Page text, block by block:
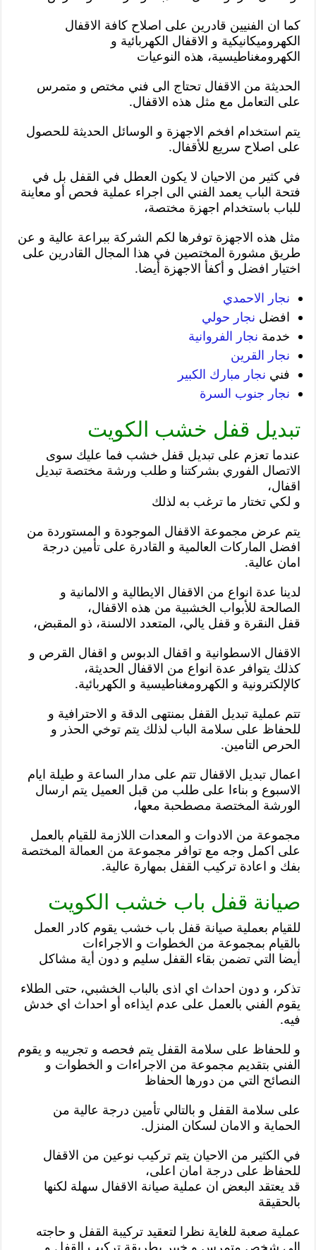
كما ان الفنيين قادرين على اصلاح كافة الاقفال
الكهروميكانيكية و الاقفال الكهربائية و
الكهرومغناطيسية، هذه النوعيات
الحديثة من الاقفال تحتاج الى فني مختص و متمرس
على التعامل مع مثل هذه الاقفال.
يتم استخدام افخم الاجهزة و الوسائل الحديثة للحصول
على اصلاح سريع للأقفال.
في كثير من الاحيان لا يكون العطل في القفل بل في
فتحة الباب يعمد الفني الى اجراء عملية فحص أو معاينة
للباب باستخدام اجهزة مختصة،
مثل هذه الاجهزة توفرها لكم الشركة ببراعة عالية و عن
طريق مشورة المختصين في هذا المجال القادرين على
اختيار افضل و أكفأ الاجهزة أيضا.
نجار الاحمدي
افضل نجار حولي
خدمة نجار الفروانية
نجار القرين
فني نجار مبارك الكبير
نجار جنوب السرة
تبديل قفل خشب الكويت
عندما تعزم على تبديل قفل خشب فما عليك سوى
الاتصال الفوري بشركتنا و طلب ورشة مختصة تبديل
اقفال،
و لكي تختار ما ترغب به لذلك
يتم عرض مجموعة الاقفال الموجودة و المستوردة من
افضل الماركات العالمية و القادرة على تأمين درجة
امان عالية.
لدينا عدة انواع من الاقفال الايطالية و الالمانية و
الصالحة للأبواب الخشبية من هذه الاقفال،
قفل النقرة و قفل يالي، المتعدد الالسنة، ذو المقبض،
الاقفال الاسطوانية و اقفال الدبوس و اقفال القرص و
كذلك يتوافر عدة انواع من الاقفال الحديثة،
كالإلكترونية و الكهرومغناطيسية و الكهربائية.
تتم عملية تبديل القفل بمنتهى الدقة و الاحترافية و
للحفاظ على سلامة الباب لذلك يتم توخي الحذر و
الحرص التامين.
اعمال تبديل الاقفال تتم على مدار الساعة و طيلة ايام
الاسبوع و بناءا على طلب من قبل العميل يتم ارسال
الورشة المختصة مصطحبة معها،
مجموعة من الادوات و المعدات اللازمة للقيام بالعمل
على اكمل وجه مع توافر مجموعة من العمالة المختصة
بفك و اعادة تركيب القفل بمهارة عالية.
صيانة قفل باب خشب الكويت
للقيام بعملية صيانة قفل باب خشب يقوم كادر العمل
بالقيام بمجموعة من الخطوات و الاجراءات
أيضا التي تضمن بقاء القفل سليم و دون أية مشاكل
تذكر، و دون احداث اي اذى بالباب الخشبي، حتى الطلاء
يقوم الفني بالعمل على عدم ايذاءه أو احداث اي خدش
فيه.
و للحفاظ على سلامة القفل يتم فحصه و تجريبه و يقوم
الفني بتقديم مجموعة من الاجراءات و الخطوات و
النصائح التي من دورها الحفاظ
على سلامة القفل و بالتالي تأمين درجة عالية من
الحماية و الامان لسكان المنزل.
في الكثير من الاحيان يتم تركيب نوعين من الاقفال
للحفاظ على درجة امان اعلى،
قد يعتقد البعض ان عملية صيانة الاقفال سهلة لكنها
بالحقيقة
عملية صعبة للغاية نظرا لتعقيد تركيبة القفل و حاجته